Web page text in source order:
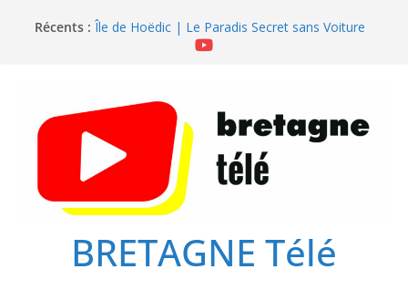
Récents : Île de Hoëdic | Le Beau Fort
Île de Hoëdic | Le Paradis Secret sans Voiture
Île de Hoëdic | Dimanche le Jour du Zodiac
BRETAGNE Télé